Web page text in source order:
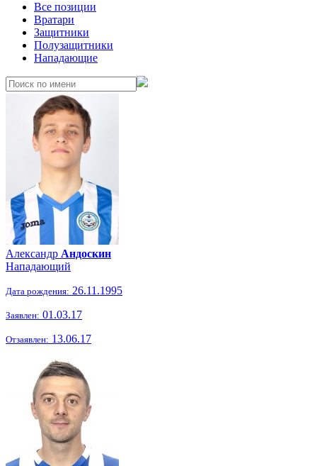
Все позиции
Вратари
Защитники
Полузащитники
Нападающие
Александр Андоскин
Нападающий
Дата рождения: 26.11.1995
Заявлен: 01.03.17
Отзаявлен: 13.06.17